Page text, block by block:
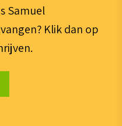
Samuel
Klik dan op